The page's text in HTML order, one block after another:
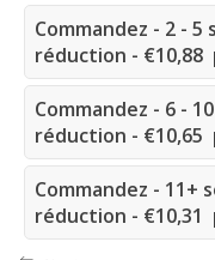
Commandez - 2 -
réduction - €10,88
Commandez - 6 -
réduction - €10,65
Commandez - 11+
réduction - €10,31